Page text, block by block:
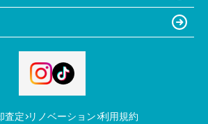
査定 リノベーション 利用規約